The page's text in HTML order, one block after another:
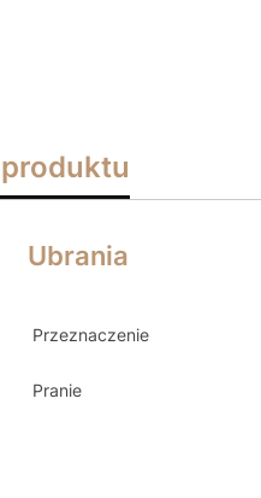
Ubrania
Przeznaczenie
Pranie